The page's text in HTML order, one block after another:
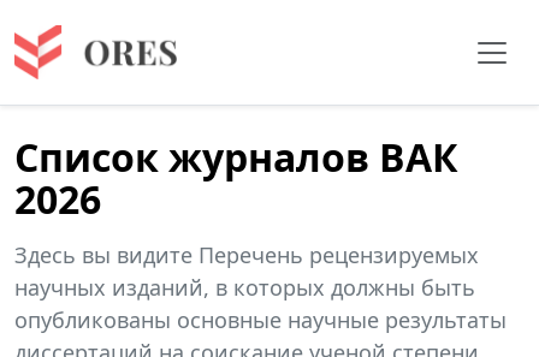
Список журналов ВАК
2026
Здесь вы видите Перечень рецензируемых
научных изданий, в которых должны быть
опубликованы основные научные результаты